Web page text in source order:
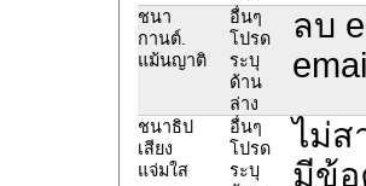
ชนา
กานต์.
แม้นญาติ
อื่นๆ
โปรด
ระบุ
ด้าน
ล่าง
ลบ
ชนาธิป
เสียง
แจ่มใส
อื่นๆ
โปรด
ระบุ
ไม่ส
มีข้อ